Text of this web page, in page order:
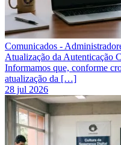
Comunicados -
Atualização da Autenticação
Informamos que, conforme
atualização da […]
28 jul 2026